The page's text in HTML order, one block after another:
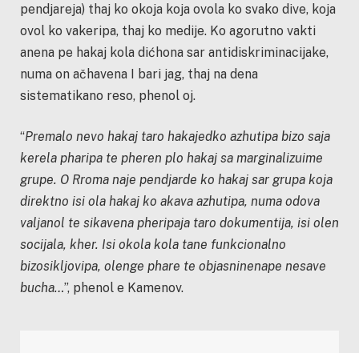
pendjareja) thaj ko okoja koja ovola ko svako dive, koja
ovol ko vakeripa, thaj ko medije. Ko agorutno vakti
anena pe hakaj kola dićhona sar antidiskriminacijake,
numa on ačhavena I bari jag, thaj na dena
sistematikano reso, phenol oj.
“Premalo nevo hakaj taro hakajedko azhutipa bizo saja
kerela pharipa te pheren plo hakaj sa marginalizuime
grupe. O Rroma naje pendjarde ko hakaj sar grupa koja
direktno isi ola hakaj ko akava azhutipa, numa odova
valjanol te sikavena pheripaja taro dokumentija, isi olen
socijala, kher. Isi okola kola tane funkcionalno
bizosikljovipa, olenge phare te objasninenape nesave
bucha…”, phenol e Kamenov.